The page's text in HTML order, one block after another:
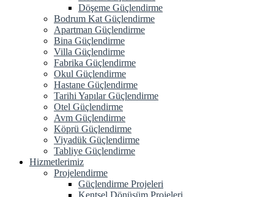
Döşeme Güçlendirme
Bodrum Kat Güçlendirme
Apartman Güçlendirme
Bina Güçlendirme
Villa Güçlendirme
Fabrika Güçlendirme
Okul Güçlendirme
Hastane Güçlendirme
Tarihi Yapılar Güçlendirme
Otel Güçlendirme
Avm Güçlendirme
Köprü Güçlendirme
Viyadük Güçlendirme
Tabliye Güçlendirme
Hizmetlerimiz
Projelendirme
Güçlendirme Projeleri
Kentsel Dönüşüm Projeleri